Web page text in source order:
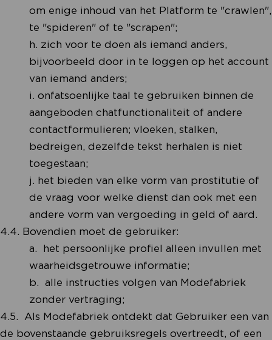
om enige inhoud van het Platform te "crawlen",
te "spideren" of te "scrapen";
h. zich voor te doen als iemand anders,
bijvoorbeeld door in te loggen op het account
van iemand anders;
i. onfatsoenlijke taal te gebruiken binnen de
aangeboden chatfunctionaliteit of andere
contactformulieren; vloeken, stalken,
bedreigen, dezelfde tekst herhalen is niet
toegestaan;
j. het bieden van elke vorm van prostitutie of
de vraag voor welke dienst dan ook met een
andere vorm van vergoeding in geld of aard.
4.4. Bovendien moet de gebruiker:
a. het persoonlijke profiel alleen invullen met
waarheidsgetrouwe informatie;
b. alle instructies volgen van Modefabriek
zonder vertraging;
4.5. Als Modefabriek ontdekt dat Gebruiker een van
de bovenstaande gebruiksregels overtreedt, of een